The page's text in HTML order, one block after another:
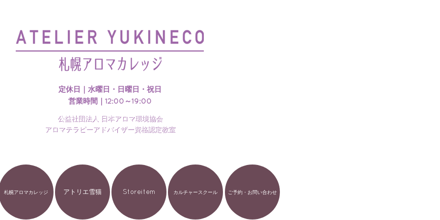
公益社団法人 日本アロマ環境協会
アロマテラピーアドバイザー資格認定教室
定休日｜水曜日・日曜日・祝日
営業時間｜12:00～19:00
札幌アロマカレッジ アトリエ雪猫 Storeitem カルチャースクール ご予約・お問い合わせ